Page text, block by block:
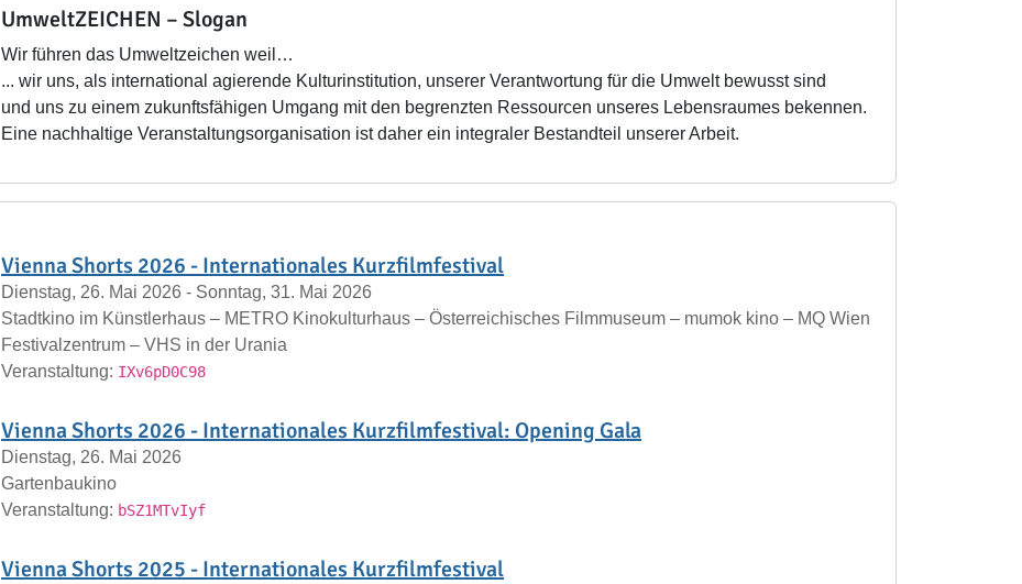
UmweltZEICHEN – Slogan
Wir führen das Umweltzeichen weil…
... wir uns, als international agierende Kulturinstitution, unserer Verantwor­tung für die Umwelt bewusst sind
und uns zu einem zukunftsfähigen Umgang mit den begrenzten Ressourcen unseres Lebensraumes bekennen.
Eine nachhaltige Veranstaltungsorganisation ist daher ein integraler Bestandteil unserer Arbeit.
Vienna Shorts 2026 - Internationales Kurzfilmfestival
Dienstag, 26. Mai 2026 - Sonntag, 31. Mai 2026
Stadtkino im Künstlerhaus – METRO Kinokulturhaus – Österreichisches Filmmuseum – mumok kino – MQ Wien
Festivalzentrum – VHS in der Urania
Veranstaltung: IXv6pD0C98
Vienna Shorts 2026 - Internationales Kurzfilmfestival: Opening Gala
Dienstag, 26. Mai 2026
Gartenbaukino
Veranstaltung: bSZ1MTvIyf
Vienna Shorts 2025 - Internationales Kurzfilmfestival